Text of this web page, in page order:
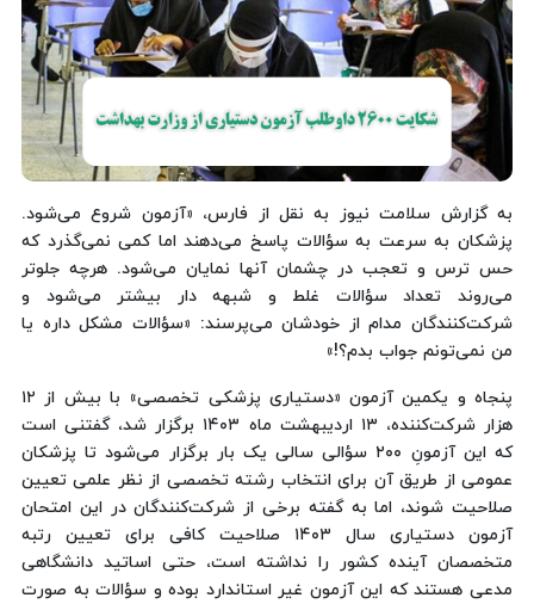
به گزارش سلامت نیوز به نقل از فارس، «آزمون شروع می‌شود.
پزشکان به سرعت به سؤالات پاسخ می‌دهند اما کمی نمی‌گذرد که
حس ترس و تعجب در چشمان آنها نمایان می‌شود. هرچه جلوتر
می‌روند تعداد سؤالات غلط و شبهه دار بیشتر می‌شود و
شرکت‌کنندگان مدام از خودشان می‌پرسند: «سؤالات مشکل داره یا
من نمی‌تونم جواب بدم؟!»
پنجاه و یکمین آزمون «دستیاری پزشکی تخصصی» با بیش از ۱۲
هزار شرکت‌کننده، ۱۳ اردیبهشت ماه ۱۴۰۳ برگزار شد، گفتنی است
که این آزمونِ ۲۰۰ سؤالی سالی یک بار برگزار می‌شود تا پزشکان
عمومی از طریق آن برای انتخاب رشته تخصصی از نظر علمی تعیین
صلاحیت شوند، اما به گفته برخی از شرکت‌کنندگان در این امتحان
آزمون دستیاری سال ۱۴۰۳ صلاحیت کافی برای تعیین رتبه
متخصصان آینده کشور را نداشته است، حتی اساتید دانشگاهی
مدعی هستند که این آزمون غیر استاندارد بوده و سؤالات به صورت